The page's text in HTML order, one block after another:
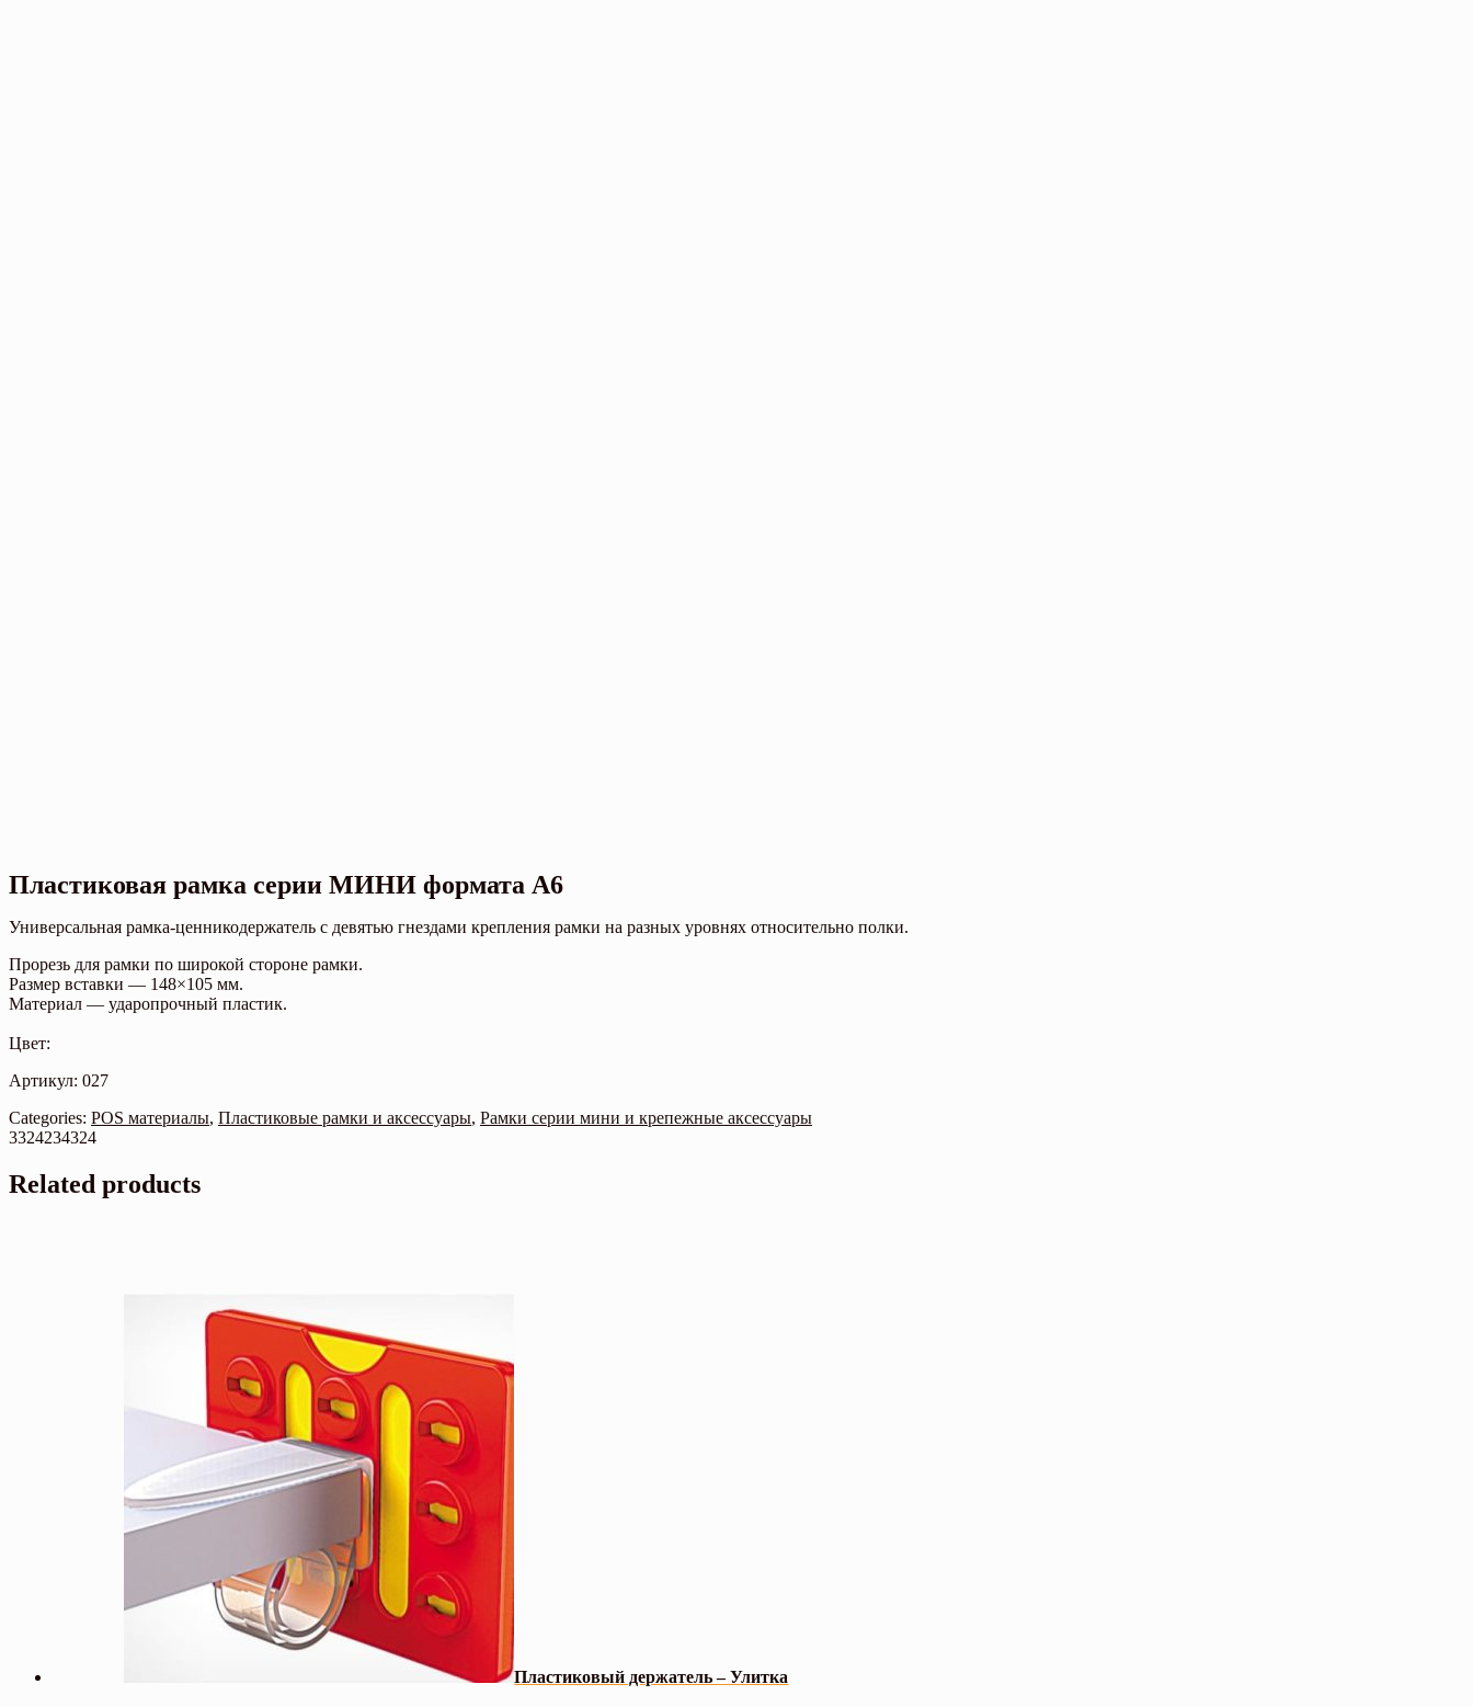
Пластиковая рамка серии МИНИ формата А6
Универсальная рамка-ценникодержатель с девятью гнездами крепления рамки на разных уровнях относительно полки.
Прорезь для рамки по широкой стороне рамки.
Размер вставки — 148×105 мм.
Материал — ударопрочный пластик.
Цвет:
Артикул: 027
Categories: POS материалы, Пластиковые рамки и аксессуары, Рамки серии мини и крепежные аксессуары
3324234324
Related products
Пластиковый держатель – Улитка